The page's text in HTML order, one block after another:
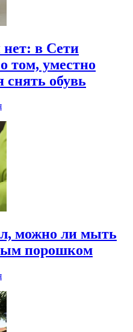
нет: в Сети
том, уместно
снять обувь
можно ли мыть
порошком